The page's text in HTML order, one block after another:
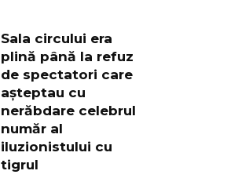
Sala circului era
plină până la refuz
de spectatori care
așteptau cu
nerăbdare celebrul
număr al
iluzionistului cu
tigrul